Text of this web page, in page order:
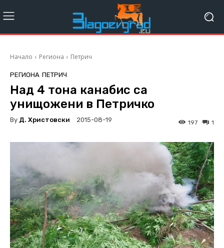
Начало Региона Петрич
РЕГИОНА ПЕТРИЧ
Над 4 тона канабис са
унищожени в Петричко
By Д. Христовски 2015-08-19 1
197